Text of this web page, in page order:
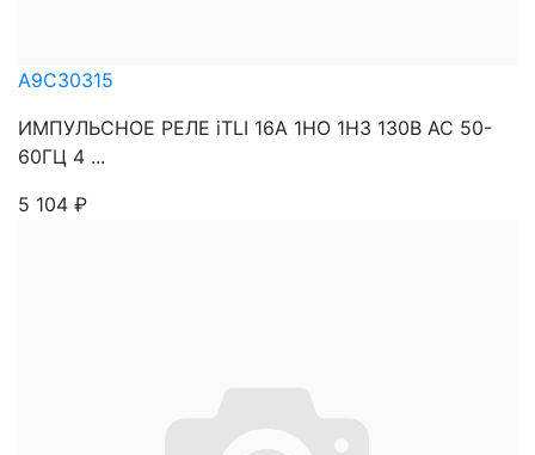
A9C30315
ИМПУЛЬСНОЕ РЕЛЕ iTLI 16A 1НО 1НЗ 130В АС 50-
60ГЦ 4 ...
5 104 ₽